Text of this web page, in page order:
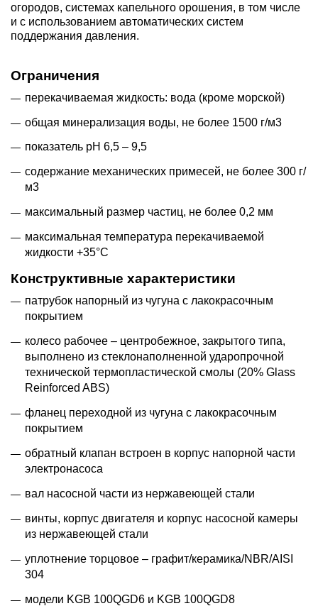
огородов, системах капельного орошения, в том числе
и с использованием автоматических систем
поддержания давления.
Ограничения
перекачиваемая жидкость: вода (кроме морской)
общая минерализация воды, не более 1500 г/м3
показатель рН 6,5 – 9,5
содержание механических примесей, не более 300 г/
м3
максимальный размер частиц, не более 0,2 мм
максимальная температура перекачиваемой
жидкости +35°С
Конструктивные характеристики
патрубок напорный из чугуна с лакокрасочным
покрытием
колесо рабочее – центробежное, закрытого типа,
выполнено из стеклонаполненной ударопрочной
технической термопластической смолы (20% Glass
Reinforced ABS)
фланец переходной из чугуна с лакокрасочным
покрытием
обратный клапан встроен в корпус напорной части
электронасоса
вал насосной части из нержавеющей стали
винты, корпус двигателя и корпус насосной камеры
из нержавеющей стали
уплотнение торцовое – графит/керамика/NBR/AISI
304
модели KGB 100QGD6 и KGB 100QGD8